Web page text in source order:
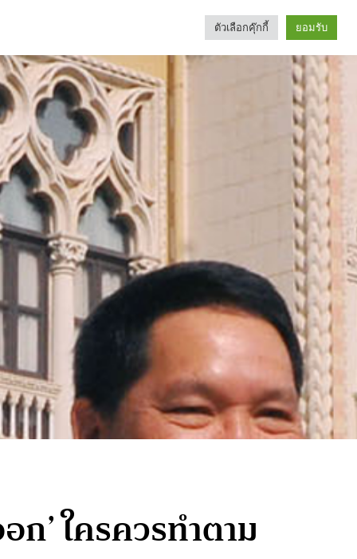
Categories
’ ใครควรทำตาม
ตัวเลือกคุ๊กกี้ ยอมรับ